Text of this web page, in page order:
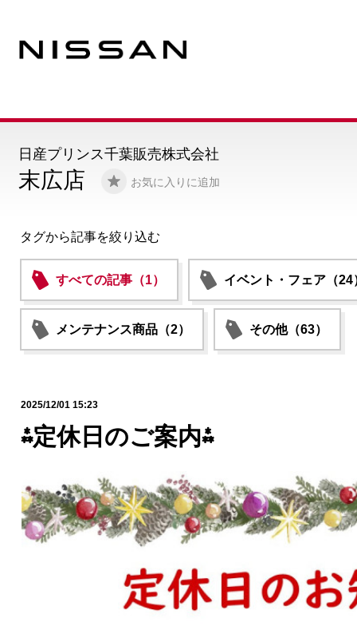
末広店 お気に入りに追加
日産プリンス千葉販売株式会社
タグから記事を絞り込む
すべての記事（1） イベント・フェア（24
メンテナンス商品（2） その他（63）
2025/12/01 15:23
⁂定休日のご案内⁂